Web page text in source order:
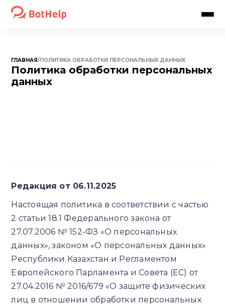
ГЛАВНАЯ/ПОЛИТИКА ОБРАБОТКИ ПЕРСОНАЛЬНЫХ ДАННЫХ
Политика обработки персональных
данных
Редакция от 06.11.2025
Настоящая политика в соответствии с частью
2 статьи 18.1 Федерального закона от
27.07.2006 № 152-ФЗ «О персональных
данных», законом «О персональных данных»
Республики Казахстан и Регламентом
Европейского Парламента и Совета (ЕС) от
27.04.2016 № 2016/679 «О защите физических
лиц в отношении обработки персональных